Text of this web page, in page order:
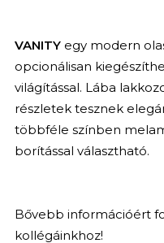
VANITYegy modern
opcionálisan
világítással. Lába
részletek tesznek
többféle színben
borítással választható.
Bővebb információért
kollégáinkhoz!